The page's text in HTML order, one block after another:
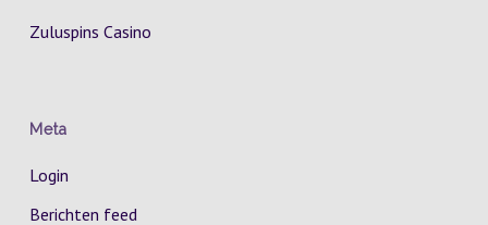
Zuluspins Casino
Meta
Login
Berichten feed